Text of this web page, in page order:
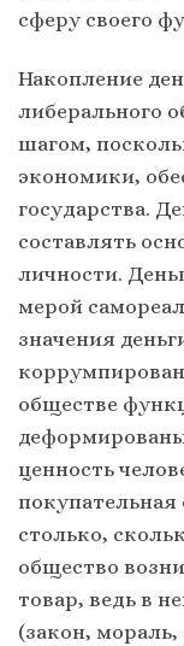
сферу своего
Накопление
либерального
шагом,
экономики,
государства.
составлять
личности.
мерой
значения
обществе
ценность
покупательная
столько,
общество
товар, ведь в
(закон,